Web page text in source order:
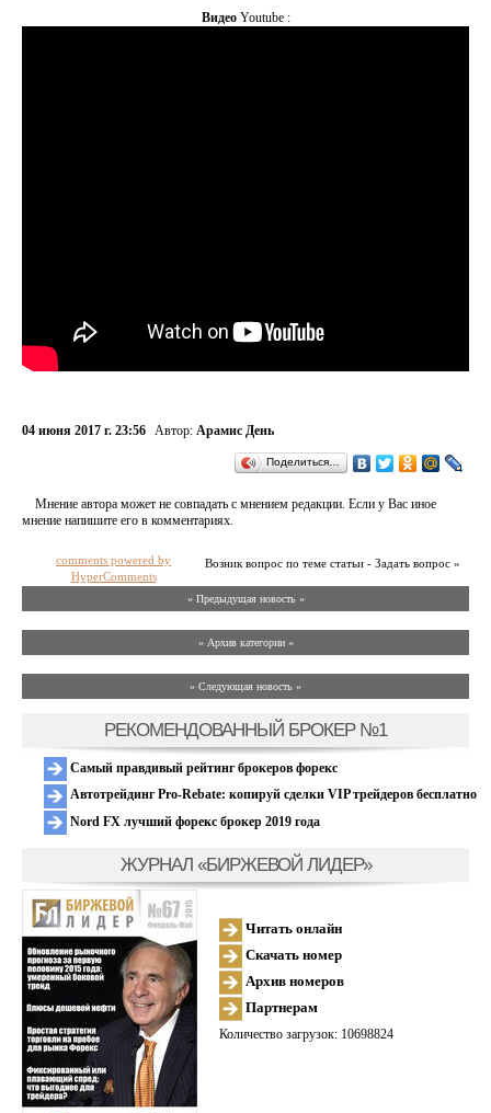
ВидеоYoutube :
04 июня 2017 г. 23:56 Автор: Арамис День
Поделиться…
Мнение автора может не совпадать с мнением редакции. Если у Вас иное
мнение напишите его в комментариях.
Возник вопрос по теме статьи - Задать вопрос »
comments powered by
HyperComments
« Предыдущая новость «
» Архив категории «
» Следующая новость »
РЕКОМЕНДОВАННЫЙ БРОКЕР №1
Самый правдивый рейтинг брокеров форекс
Автотрейдинг Pro-Rebate: копируй сделки VIP трейдеров бесплатно
Nord FX лучший форекс брокер 2019 года
ЖУРНАЛ «БИРЖЕВОЙ ЛИДЕР»
Читать онлайн
Скачать номер
Архив номеров
Партнерам
Количество загрузок: 10698824